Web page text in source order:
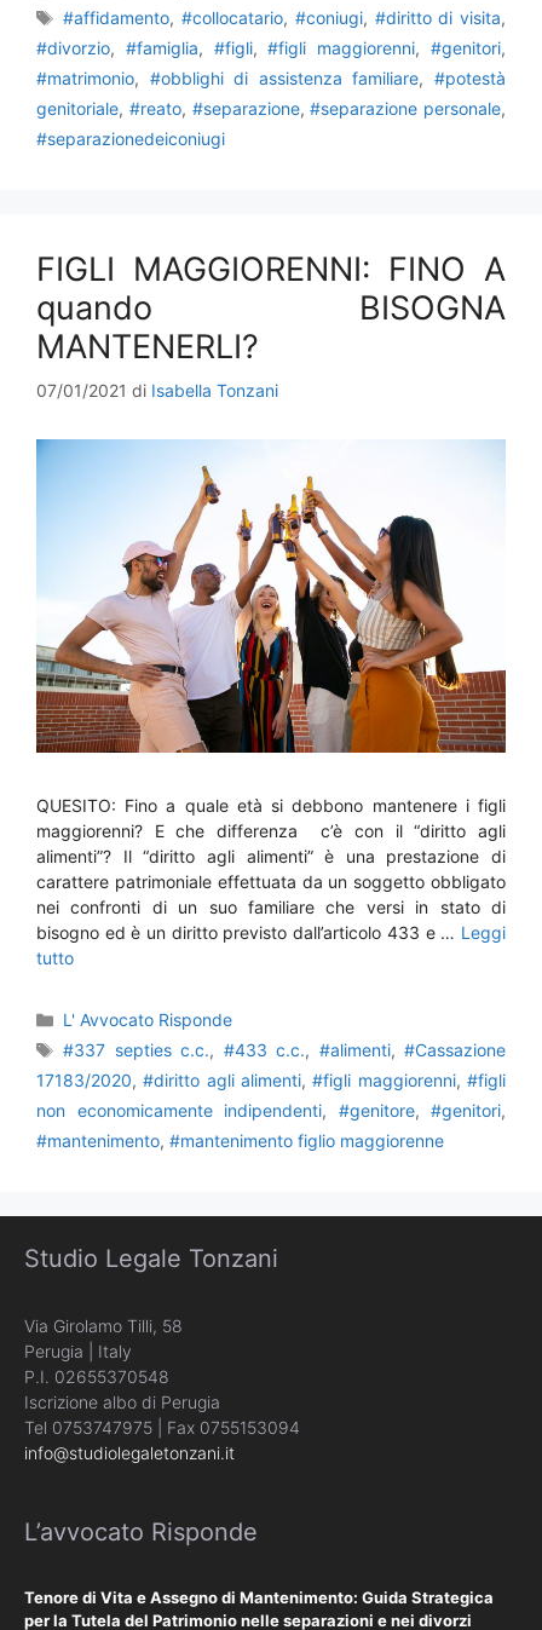
Tag
#affidamento,#collocatario, #coniugi, #diritto di visita,
#divorzio, #famiglia, #figli,#figli maggiorenni,#genitori,
#matrimonio, #obblighi di assistenza familiare,#potestà
genitoriale, #reato, #separazione,#separazione personale,
#separazionedeiconiugi
FIGLI MAGGIORENNI: FINO A
quando BISOGNA
MANTENERLI?
07/01/2021 di Isabella Tonzani
QUESITO: Fino a quale età si debbono mantenere i figli
maggiorenni? E che differenza c’è con il “diritto agli
alimenti”? Il “diritto agli alimenti” è una prestazione di
carattere patrimoniale effettuata da un soggetto obbligato
nei confronti di un suo familiare che versi in stato di
bisogno ed è un diritto previsto dall’articolo 433 e … Leggi
tutto
Categorie
L' Avvocato Risponde
Tag
#337 septies c.c., #433 c.c., #alimenti,#Cassazione
17183/2020,#diritto agli alimenti,#figli maggiorenni,#figli
non economicamente indipendenti, #genitore, #genitori,
#mantenimento, #mantenimento figlio maggiorenne
Studio Legale Tonzani
Via Girolamo Tilli, 58
Perugia | Italy
P.I. 02655370548
Iscrizione albo di Perugia
Tel 0753747975 | Fax 0755153094
info@studiolegaletonzani.it
L’avvocato Risponde
Tenore di Vita e Assegno di Mantenimento: Guida Strategica
per la Tutela del Patrimonio nelle separazioni e nei divorzi